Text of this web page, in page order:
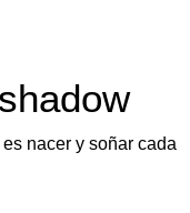
nacer y soñar cada